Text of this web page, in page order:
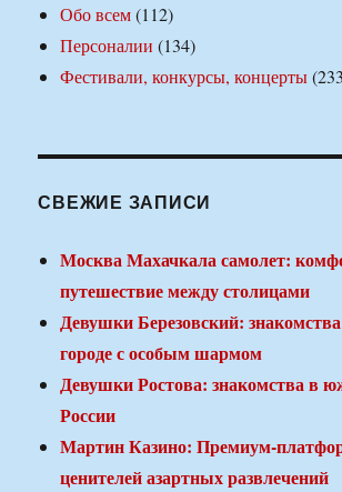
Обо всем(112)
Персоналии (134)
Фестивали, конкурсы, концерты
СВЕЖИЕ ЗАПИСИ
Москва Махачкала самолет:
путешествие между столицами
Девушки Березовский:
городе с особым шармом
Девушки Ростова: знакомства в
России
Мартин Казино: Премиум-
ценителей азартных развлечений